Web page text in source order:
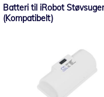
Batteri til iRobot
(Kompatibelt)